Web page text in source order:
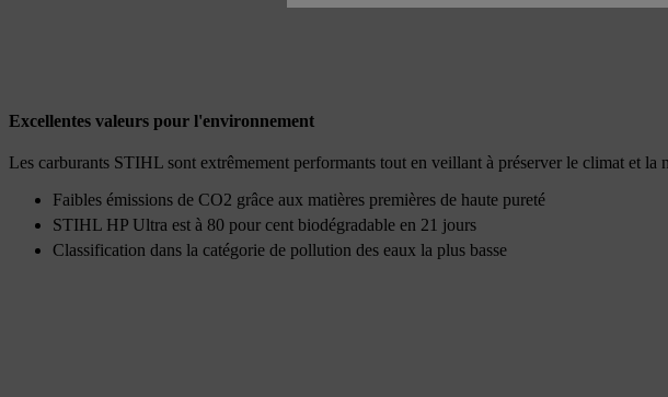
Excellentes valeurs pour l'environnement
Les carburants STIHL sont extrêmement performants tout en veillant à préserver le climat et la
Faibles émissions de CO2 grâce aux matières premières de haute pureté
STIHL HP Ultra est à 80 pour cent biodégradable en 21 jours
Classification dans la catégorie de pollution des eaux la plus basse